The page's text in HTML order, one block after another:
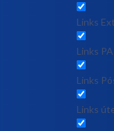
Links
Links
Links
Links